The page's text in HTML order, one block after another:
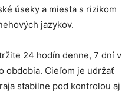
úseky a miesta s rizikom
jazykov.
24 hodín denne, 7 dní v
obdobia. Cieľom je udržať
stabilne pod kontrolou aj